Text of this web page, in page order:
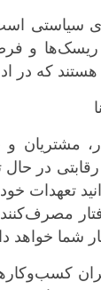
سیاستی
ریسک‌ها و
که در
و
در حال
تعهدات خود
شما خواهد